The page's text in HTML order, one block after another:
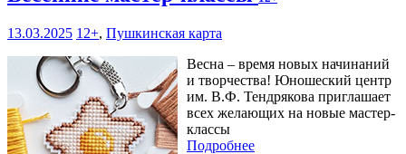
13.03.2025 12+, Пушкинская карта
Весна – время новых начинаний
и творчества! Юношеский центр
им. В.Ф. Тендрякова приглашает
всех желающих на новые мастер-
классы
Подробнее